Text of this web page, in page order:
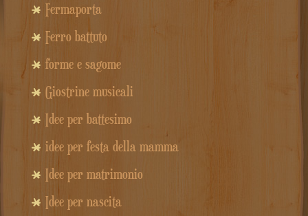
Fermaporta
Ferro battuto
forme e sagome
Giostrine musicali
Idee per battesimo
idee per festa della mamma
Idee per matrimonio
Idee per nascita